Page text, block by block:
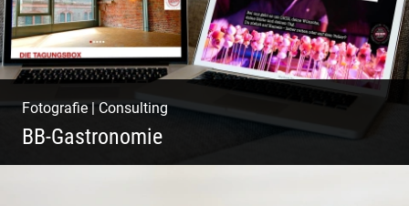
Fotografie|Consulting
BB-Gastronomie